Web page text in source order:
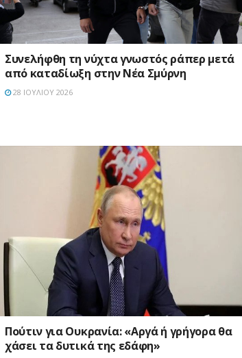
Συνελήφθη τη νύχτα γνωστός ράπερ μετά
από καταδίωξη στην Νέα Σμύρνη
28 ΙΟΥΛΊΟΥ 2026
Πούτιν για Ουκρανία: «Αργά ή γρήγορα θα
χάσει τα δυτικά της εδάφη»